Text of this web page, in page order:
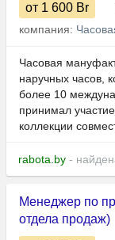
от 1 600 Br
компания:
Часовая
наручных часов,
более 10
принимал
коллекции
rabota.by -
Менеджер по
отдела продаж)